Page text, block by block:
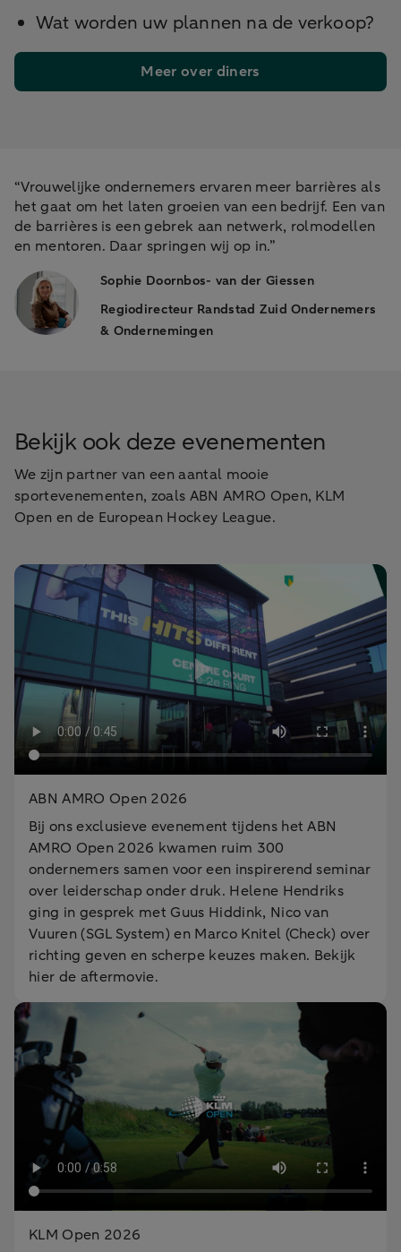
Wat worden uw plannen na de verkoop?
Meer over diners
“Vrouwelijke ondernemers ervaren meer barrières als
het gaat om het laten groeien van een bedrijf. Een van
de barrières is een gebrek aan netwerk, rolmodellen
en mentoren. Daar springen wij op in.”
Sophie Doornbos- van der Giessen
Regiodirecteur Randstad Zuid Ondernemers
& Ondernemingen
Bekijk ook deze evenementen
We zijn partner van een aantal mooie
sportevenementen, zoals ABN AMRO Open, KLM
Open en de European Hockey League.
ABN AMRO Open 2026
Bij ons exclusieve evenement tijdens het ABN
AMRO Open 2026 kwamen ruim 300
ondernemers samen voor een inspirerend seminar
over leiderschap onder druk. Helene Hendriks
ging in gesprek met Guus Hiddink, Nico van
Vuuren (SGL System) en Marco Knitel (Check) over
richting geven en scherpe keuzes maken. Bekijk
hier de aftermovie.
KLM Open 2026